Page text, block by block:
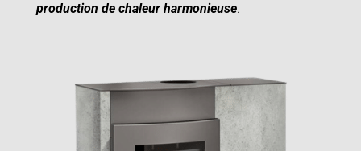
production de chaleur harmonieuse.